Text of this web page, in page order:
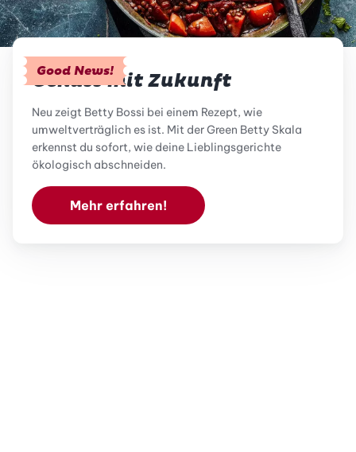
Good News!
Genuss mit Zukunft
Neu zeigt Betty Bossi bei einem Rezept, wie
umweltverträglich es ist. Mit der Green Betty Skala
erkennst du sofort, wie deine Lieblingsgerichte
ökologisch abschneiden.
Mehr erfahren!